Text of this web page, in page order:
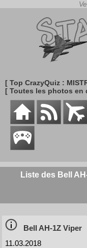
[ Top CrazyQuiz :
[ Toutes les photos en
Liste des Bell
Bell AH-1Z Viper
11.03.2018